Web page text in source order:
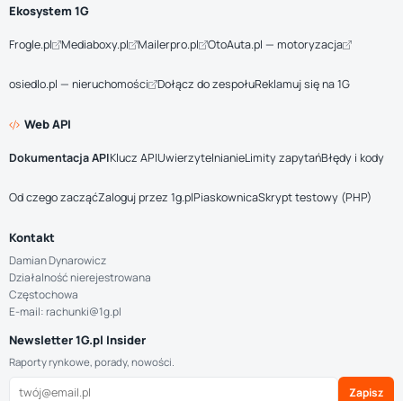
Ekosystem 1G
Frogle.pl Mediaboxy.pl Mailerpro.pl OtoAuta.pl — motoryzacja
osiedlo.pl — nieruchomości Dołącz do zespołuReklamuj się na 1G
Web API
Dokumentacja APIKlucz APIUwierzytelnianieLimity zapytańBłędy i kody
Od czego zacząćZaloguj przez 1g.plPiaskownicaSkrypt testowy (PHP)
Kontakt
Damian Dynarowicz
Działalność nierejestrowana
Częstochowa
E-mail: rachunki@1g.pl
Newsletter 1G.pl Insider
Raporty rynkowe, porady, nowości.
Zapisz